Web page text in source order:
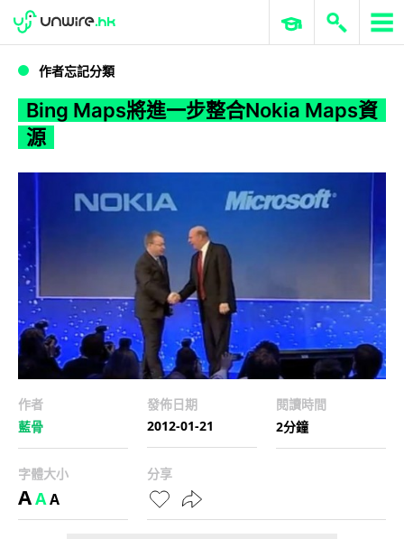
Bing Maps將進一步整合Nokia Maps資源
WWDC 2026 ERP 與商業 AI
作者忘記分類
Bing Maps將進一步整合Nokia Maps資
源
作者
藍骨
發佈日期
2012-01-21
閱讀時間
2分鐘
字體大小
AAA
分享